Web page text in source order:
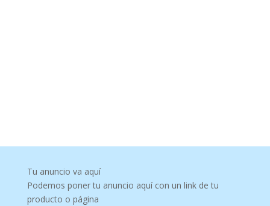
Tu anuncio va aquí
Podemos poner tu anuncio aquí con un link de tu
producto o página